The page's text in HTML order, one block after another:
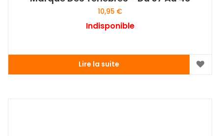
10,95 €
Indisponible
Lire la suite